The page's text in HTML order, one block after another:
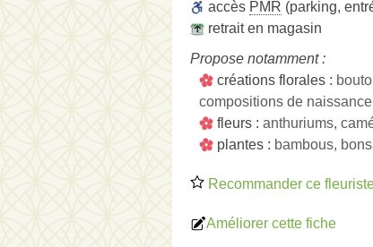
accès PMR (parking,
retrait en magasin
Propose notamment :
créations florales :
compositions de
fleurs : anthuriums,
plantes : bambous,
Recommander ce
Améliorer cette fiche